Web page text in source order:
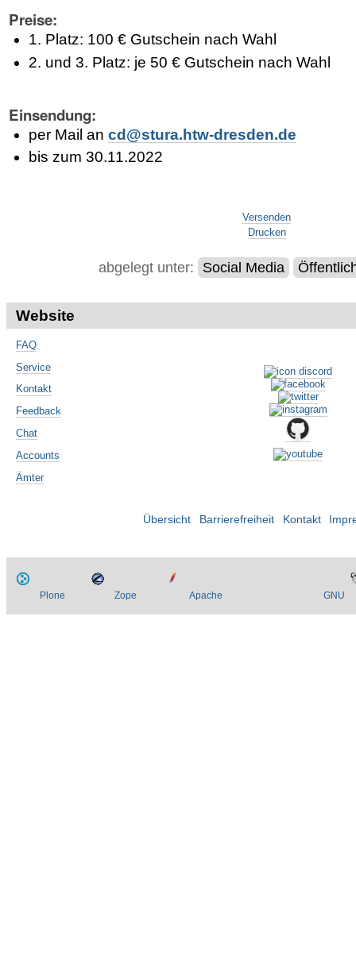
Preise:
1. Platz: 100 € Gutschein nach Wahl
2. und 3. Platz: je 50 € Gutschein nach Wahl
Einsendung:
per Mail ancd@stura.htw-dresden.de
bis zum 30.11.2022
Versenden
Drucken
abgelegt unter: Social Media
Website
FAQ
Service
Kontakt
Feedback
Chat
Accounts
Ämter
Übersicht Barrierefreiheit Kontakt
Plone Zope Apache GNU